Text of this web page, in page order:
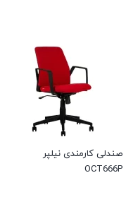
صندلی کارمندی نیلپر
OCT666P